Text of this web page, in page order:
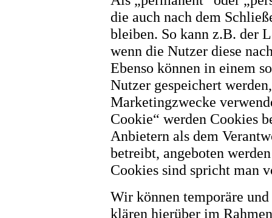
die auch nach dem
bleiben. So kann z.B. der
wenn die Nutzer diese
Ebenso können in einem
Nutzer gespeichert
Marketingzwecke
Cookie“ werden Cookies
Anbietern als dem
betreibt, angeboten
Cookies sind spricht man
Wir können temporäre
klären hierüber im